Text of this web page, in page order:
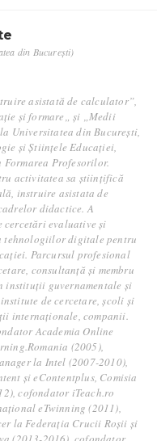
din București)
asistată de calculator”,
și formare„ și „Medii
Universitatea din București,
și Științele Educației,
Profesorilor.
activitatea sa științifică
instruire asistata de
didactice. A
cercetări evaluative și
tehnologiilor digitale pentru
Parcursul profesional
consultanță și membru
instituții guvernamentale și
de cercetare, școli și
internaționale, companii.
Academia Online
(2005),
la Intel (2007-2010),
și eContentplus, Comisia
cofondator iTeach.ro
eTwinning (2011),
la Federația Crucii Roșii și